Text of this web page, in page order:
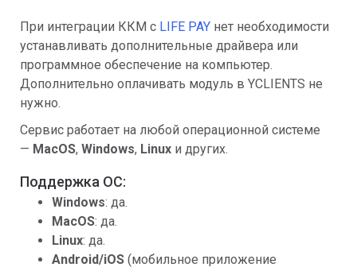
При интеграции ККМ с LIFE PAY нет необходимости
устанавливать дополнительные драйвера или
программное обеспечение на компьютер.
Дополнительно оплачивать модуль в YCLIENTS не
нужно.
Сервис работает на любой операционной системе
— MacOS, Windows, Linux и других.
Поддержка ОС:
Windows: да.
MacOS: да.
Linux: да.
Android/iOS (мобильное приложение